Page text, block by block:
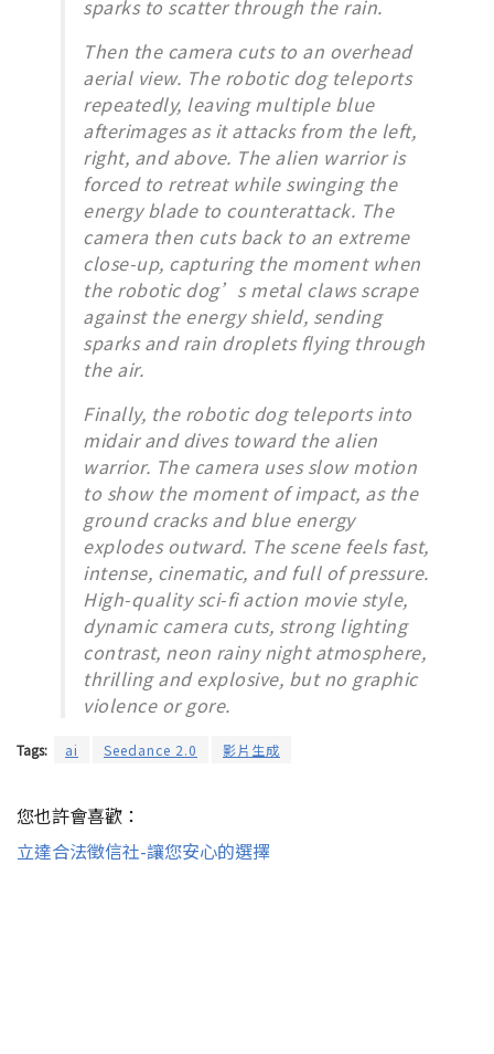
sparks to scatter through the rain.
Then the camera cuts to an overhead
aerial view. The robotic dog teleports
repeatedly, leaving multiple blue
afterimages as it attacks from the left,
right, and above. The alien warrior is
forced to retreat while swinging the
energy blade to counterattack. The
camera then cuts back to an extreme
close-up, capturing the moment when
the robotic dog’s metal claws scrape
against the energy shield, sending
sparks and rain droplets flying through
the air.
Finally, the robotic dog teleports into
midair and dives toward the alien
warrior. The camera uses slow motion
to show the moment of impact, as the
ground cracks and blue energy
explodes outward. The scene feels fast,
intense, cinematic, and full of pressure.
High-quality sci-fi action movie style,
dynamic camera cuts, strong lighting
contrast, neon rainy night atmosphere,
thrilling and explosive, but no graphic
violence or gore.
Tags: ai Seedance 2.0 影片生成
您也許會喜歡：
立達合法徵信社-讓您安心的選擇